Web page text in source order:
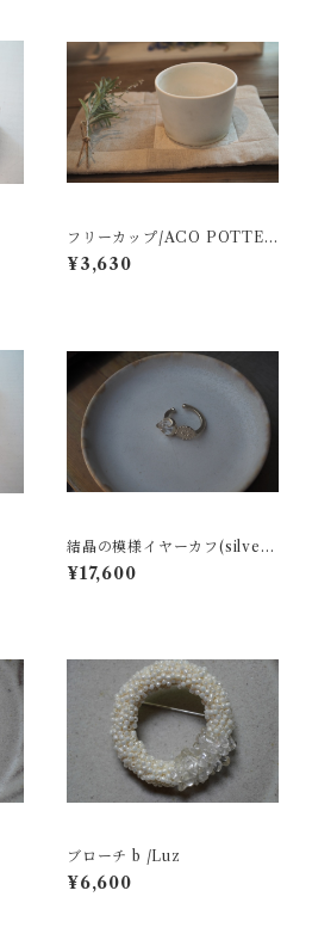
フリーカップ/ACO POTTER
Y
¥3,630
結晶の模様イヤーカフ(silver
925,クォーツ)/uiny by naka
murayui
¥17,600
ブローチ b /Luz
¥6,600